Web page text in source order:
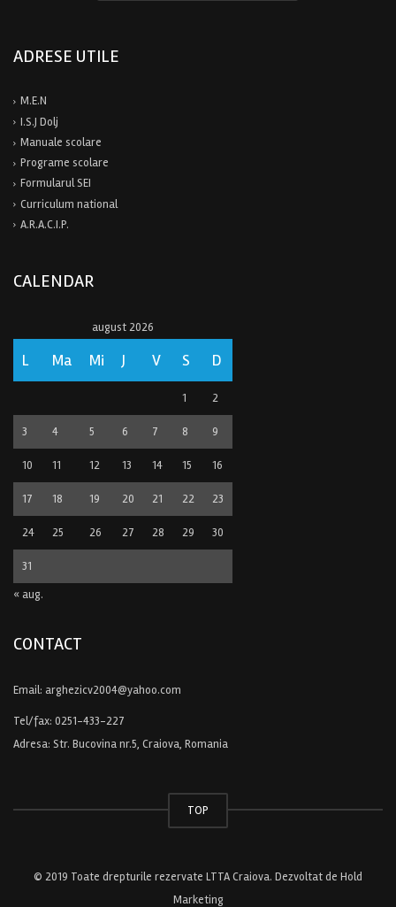
ADRESE UTILE
M.E.N
I.S.J Dolj
Manuale scolare
Programe scolare
Formularul SEI
Curriculum national
A.R.A.C.I.P.
CALENDAR
august 2026
L Ma Mi J V S D
1 2
3 4 5 6 7 8 9
10 11 12 13 14 15 16
17 18 19 20 21 22 23
24 25 26 27 28 29 30
31
« aug.
CONTACT
Email: arghezicv2004@yahoo.com
Tel/fax: 0251-433-227
Adresa: Str. Bucovina nr.5, Craiova, Romania
TOP
© 2019 Toate drepturile rezervate LTTA Craiova. Dezvoltat de Hold
Marketing